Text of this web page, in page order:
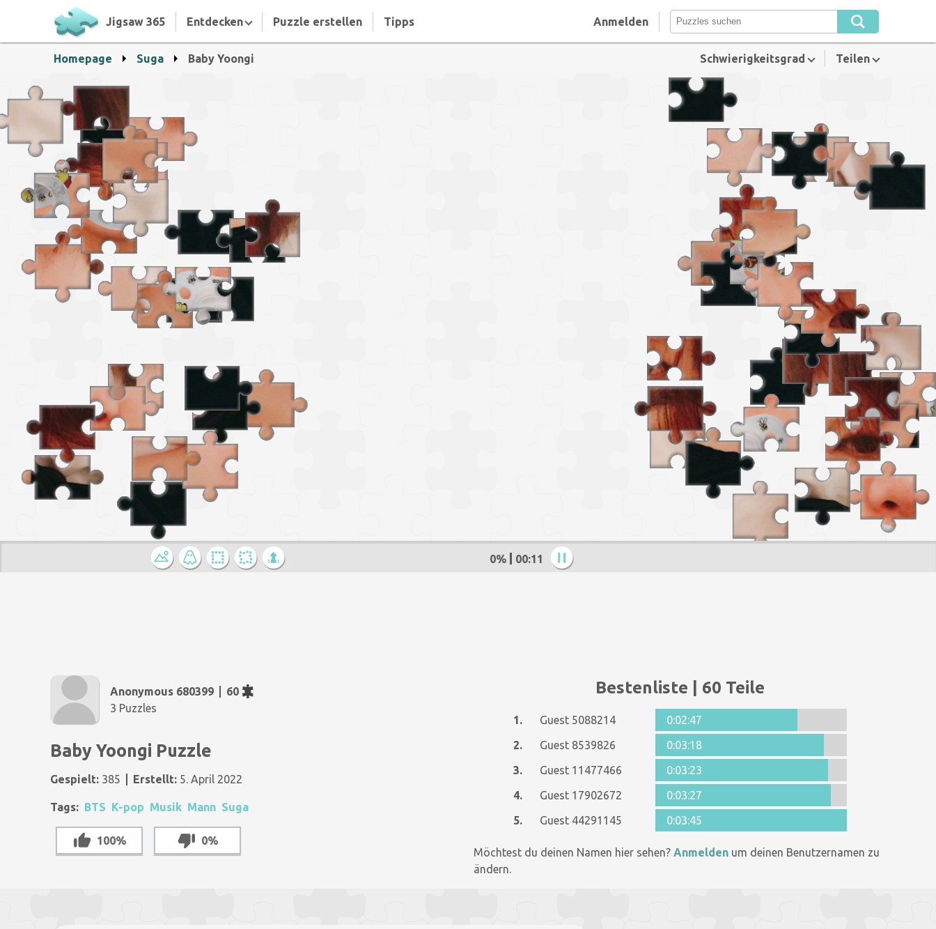
Jigsaw 365 Entdecken Puzzle erstellen Tipps Anmelden
Homepage Suga Baby Yoongi Schwierigkeitsgrad Teilen
0% 00:13
Anonymous 680399
60
3 Puzzles
Baby Yoongi Puzzle
Gespielt: 385 Erstellt: 5. April 2022
Tags: BTS K-pop Musik Mann Suga
100% 0%
Bestenliste | 60 Teile
1. Guest 5088214
0:02:47
2.
Guest 8539826
0:03:18
3.
Guest 11477466
0:03:23
4.
Guest 17902672
0:03:27
5.
Guest 44291145 0:03:45
Möchtest du deinen Namen hier sehen? Anmelden um deinen Benutzernamen zu
ändern.